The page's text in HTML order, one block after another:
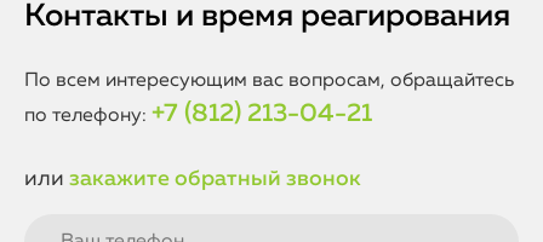
Контакты и время реагирования
По всем интересующим вас вопросам, обращайтесь
по телефону: +7 (812) 213-04-21
или закажите обратный звонок